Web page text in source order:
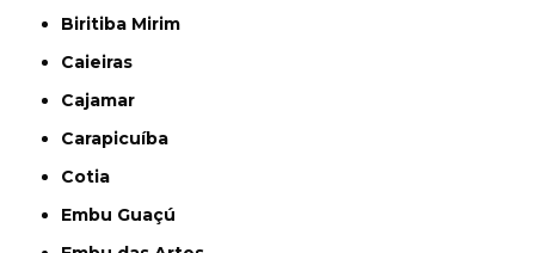
Biritiba Mirim
Caieiras
Cajamar
Carapicuíba
Cotia
Embu Guaçú